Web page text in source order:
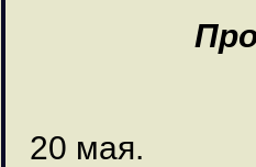
20 мая.